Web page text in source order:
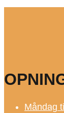
Måndag